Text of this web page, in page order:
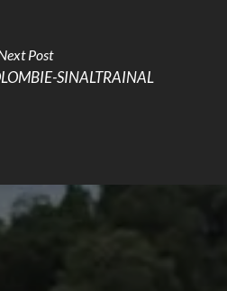
Post
SINALTRAINAL